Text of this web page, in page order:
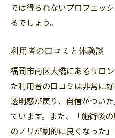
では得られないプロフェッ
るでしょう。
利用者の口コミと体験談
福岡市南区大橋にあるサロ
た利用者の口コミは非常に
透明感が戻り、自信がつい
ています。また、「施術後
のノリが劇的に良くなった